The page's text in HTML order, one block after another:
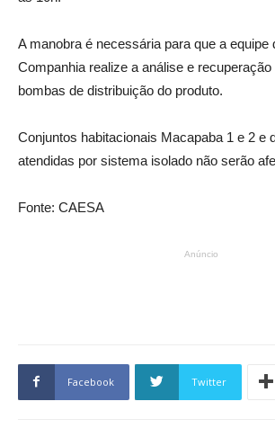
A manobra é necessária para que a equipe
Companhia realize a análise e
bombas de distribuição do produto.
Conjuntos habitacionais Macapaba 1 e 2 e
atendidas por sistema isolado não serão
Fonte: CAESA
Anúncio
Facebook Twitter